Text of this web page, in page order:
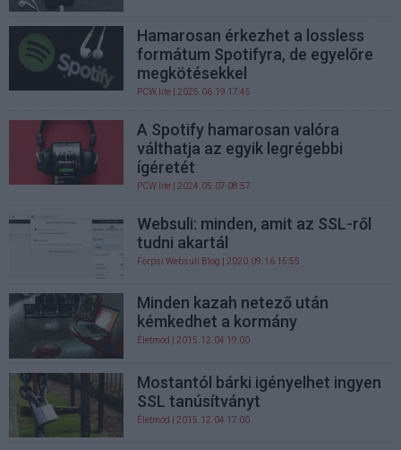
Hamarosan érkezhet a lossless
formátum Spotifyra, de egyelőre
megkötésekkel
PCW.lite | 2025.06.19 17:45
A Spotify hamarosan valóra
válthatja az egyik legrégebbi
ígéretét
PCW.lite | 2024.05.07 08:57
Websuli: minden, amit az SSL-ről
tudni akartál
Forpsi Websuli Blog | 2020.09.16 15:55
Minden kazah netező után
kémkedhet a kormány
Életmód | 2015.12.04 19:00
Mostantól bárki igényelhet ingyen
SSL tanúsítványt
Életmód | 2015.12.04 17:00